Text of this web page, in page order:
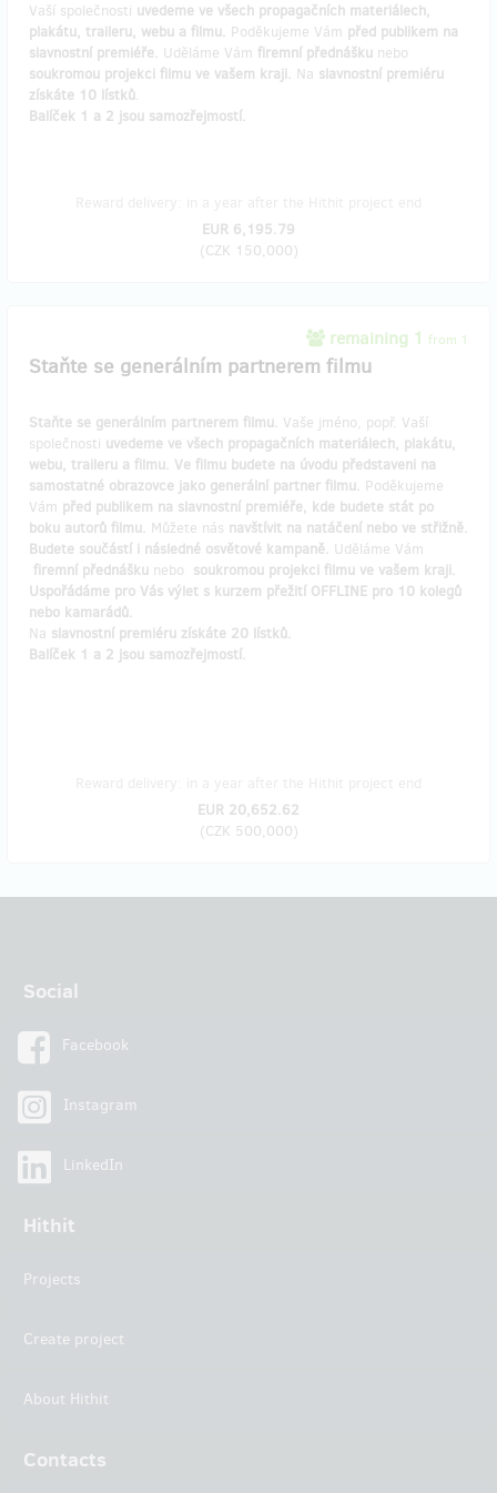
Vaší společnosti uvedeme ve všech propagačních materiálech,
plakátu, traileru, webu a filmu. Poděkujeme Vám před publikem na
slavnostní premiéře. Uděláme Vám firemní přednášku nebo
soukromou projekci filmu ve vašem kraji. Na slavnostní premiéru
získáte 10 lístků.
Balíček 1 a 2 jsou samozřejmostí.
EUR 6,195.79
(CZK 150,000)
remaining 1 from 1
Staňte se generálním partnerem filmu
Staňte se generálním partnerem filmu. Vaše jméno, popř. Vaší
společnosti uvedeme ve všech propagačních materiálech, plakátu,
webu, traileru a filmu. Ve filmu budete na úvodu představeni na
samostatné obrazovce jako generální partner filmu. Poděkujeme
Vám před publikem na slavnostní premiéře, kde budete stát po
boku autorů filmu. Můžete nás navštívit na natáčení nebo ve střižně.
Budete součástí i následné osvětové kampaně. Uděláme Vám
firemní přednášku nebo soukromou projekci filmu ve vašem kraji.
Uspořádáme pro Vás výlet s kurzem přežití OFFLINE pro 10 kolegů
nebo kamarádů.
Na slavnostní premiéru získáte 20 lístků.
Balíček 1 a 2 jsou samozřejmostí.
EUR 20,652.62
(CZK 500,000)
Social
Facebook
Instagram
LinkedIn
Hithit
Projects
Create project
About Hithit
Contacts